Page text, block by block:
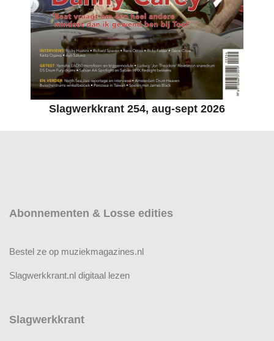
Slagwerkkrant 254, aug-sept 2026
Abonnementen & Losse edities
Bestel ze op muziekmagazines.nl
Slagwerkkrant.nl digitaal lezen
Slagwerkkrant